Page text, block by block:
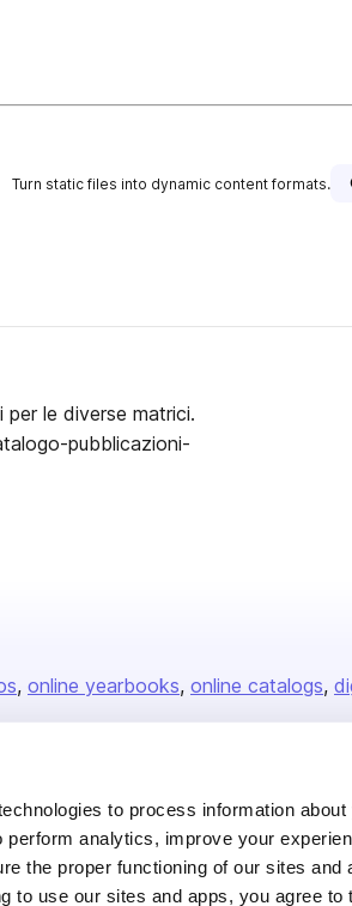
to process information
perform analytics, improve your
the proper functioning of our sites and
to use our sites and apps, you agree to
Turn static files into dynamic content formats.
le diverse matrici.
pubblicazioni-
online yearbooks online catalogs
Company
About us
Careers